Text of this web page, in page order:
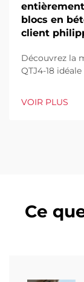
blocs en
client
Découvrez la
QTJ4-18
complète.
VOIR PLUS
Ce